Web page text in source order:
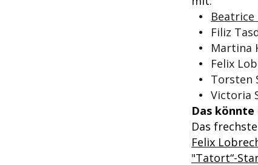
Beatrice
Filiz
Martina
Felix
Torsten
Victoria
Das könnte
Das
Felix
"Tatort“-